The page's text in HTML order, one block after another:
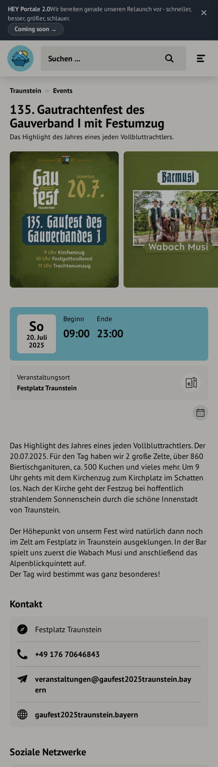
HEY Portale 2.0Wir bereiten gerade unseren Relaunch vor - schneller,
besser, größer, schlauer.
Coming soon →
Traunstein Events
135. Gautrachtenfest des
Gauverband I mit Festumzug
Das Highlight des Jahres eines jeden Vollbluttrachtlers.
So
20. Juli
2025
Beginn
09:00
Ende
23:00
Veranstaltungsort
Festplatz Traunstein
Das Highlight des Jahres eines jeden Vollbluttrachtlers. Der
20.07.2025. Für den Tag haben wir 2 große Zelte, über 860
Biertischganituren, ca. 500 Kuchen und vieles mehr. Um 9
Uhr gehts mit dem Kirchenzug zum Kirchplatz im Schatten
los. Nach der Kirche geht der Festzug bei hoffentlich
strahlendem Sonnenschein durch die schöne Innenstadt
von Traunstein.
Der Höhepunkt von unserm Fest wird natürlich dann noch
im Zelt am Festplatz in Traunstein ausgeklungen. In der Bar
spielt uns zuerst die Wabach Musi und anschließend das
Alpenblickquintett auf.
Der Tag wird bestimmt was ganz besonderes!
Kontakt
Festplatz Traunstein
+49 176 70646843
veranstaltungen@gaufest2025traunstein.bay
ern
gaufest2025traunstein.bayern
Soziale Netzwerke